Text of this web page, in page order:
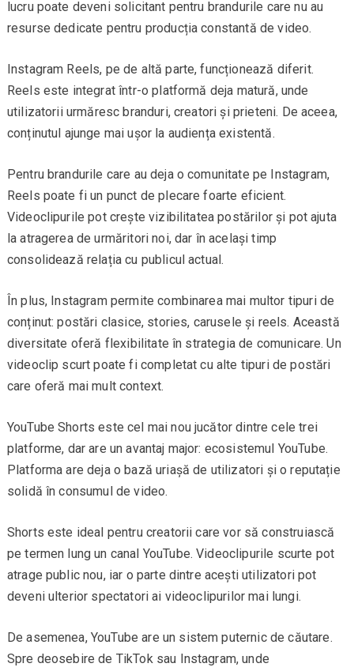
lucru poate deveni solicitant pentru brandurile care nu au
resurse dedicate pentru producția constantă de video.
Instagram Reels, pe de altă parte, funcționează diferit.
Reels este integrat într-o platformă deja matură, unde
utilizatorii urmăresc branduri, creatori și prieteni. De aceea,
conținutul ajunge mai ușor la audiența existentă.
Pentru brandurile care au deja o comunitate pe Instagram,
Reels poate fi un punct de plecare foarte eficient.
Videoclipurile pot crește vizibilitatea postărilor și pot ajuta
la atragerea de urmăritori noi, dar în același timp
consolidează relația cu publicul actual.
În plus, Instagram permite combinarea mai multor tipuri de
conținut: postări clasice, stories, carusele și reels. Această
diversitate oferă flexibilitate în strategia de comunicare. Un
videoclip scurt poate fi completat cu alte tipuri de postări
care oferă mai mult context.
YouTube Shorts este cel mai nou jucător dintre cele trei
platforme, dar are un avantaj major: ecosistemul YouTube.
Platforma are deja o bază uriașă de utilizatori și o reputație
solidă în consumul de video.
Shorts este ideal pentru creatorii care vor să construiască
pe termen lung un canal YouTube. Videoclipurile scurte pot
atrage public nou, iar o parte dintre acești utilizatori pot
deveni ulterior spectatori ai videoclipurilor mai lungi.
De asemenea, YouTube are un sistem puternic de căutare.
Spre deosebire de TikTok sau Instagram, unde